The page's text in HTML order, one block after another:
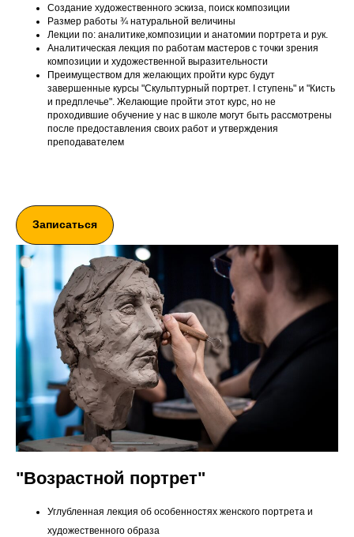
Создание художественного эскиза, поиск композиции
Размер работы ¾ натуральной величины
Лекции по: аналитике,композиции и анатомии портрета и рук.
Аналитическая лекция по работам мастеров с точки зрения
композиции и художественной выразительности
Преимуществом для желающих пройти курс будут
завершенные курсы "Скульптурный портрет. I ступень" и "Кисть
и предплечье". Желающие пройти этот курс, но не
проходившие обучение у нас в школе могут быть рассмотрены
после предоставления своих работ и утверждения
преподавателем
Записаться
"Возрастной портрет"
Углубленная лекция об особенностях женского портрета и
художественного образа